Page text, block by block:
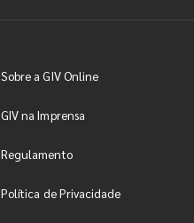
Sobre a GIV Online
GIV na Imprensa
Regulamento
Política de Privacidade